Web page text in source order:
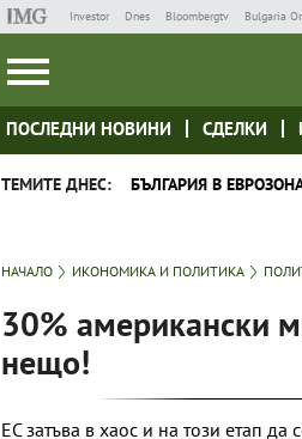
Investor Dnes Bloombergtv Bulgaria
ПОСЛЕДНИ НОВИНИ СДЕЛКИ
ТЕМИТЕ ДНЕС: БЪЛГАРИЯ В
НАЧАЛО ИКОНОМИКА И ПОЛИТИКА
30% американски
нещо!
ЕС затъва в хаос и на този етап